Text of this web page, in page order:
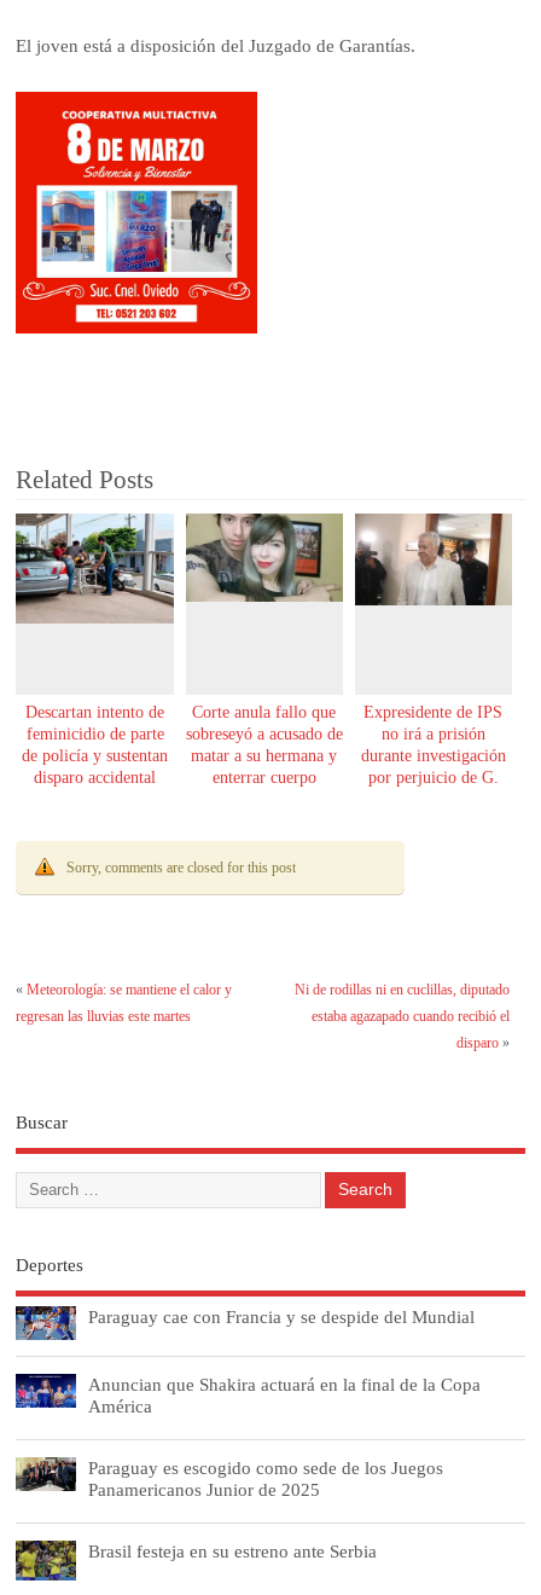
El joven está a disposición del Juzgado de Garantías.
Related Posts
Descartan intento de
feminicidio de parte
de policía y sustentan
disparo accidental
Corte anula fallo que
sobreseyó a acusado de
matar a su hermana y
enterrar cuerpo
Expresidente de IPS
no irá a prisión
durante investigación
por perjuicio de G.
Sorry, comments are closed for this post
«Meteorología: se mantiene el calor y
regresan las lluvias este martes
Ni de rodillas ni en cuclillas, diputado
estaba agazapado cuando recibió el
disparo»
Buscar
Deportes
Paraguay cae con Francia y se despide del Mundial
Anuncian que Shakira actuará en la final de la Copa
América
Paraguay es escogido como sede de los Juegos
Panamericanos Junior de 2025
Brasil festeja en su estreno ante Serbia